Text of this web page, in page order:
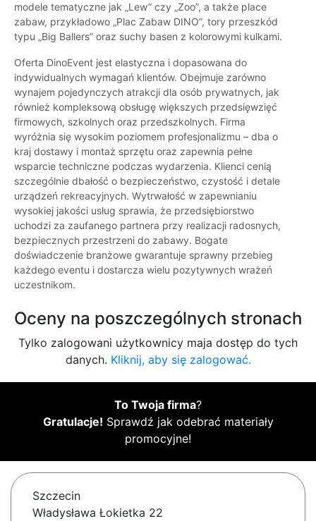
modele tematyczne jak „Lew” czy „Zoo”, a także place
zabaw, przykładowo „Plac Zabaw DINO”, tory przeszkód
typu „Big Ballers” oraz suchy basen z kolorowymi kulkami.
Oferta DinoEvent jest elastyczna i dopasowana do
indywidualnych wymagań klientów. Obejmuje zarówno
wynajem pojedynczych atrakcji dla osób prywatnych, jak
również kompleksową obsługę większych przedsięwzięć
firmowych, szkolnych oraz przedszkolnych. Firma
wyróżnia się wysokim poziomem profesjonalizmu – dba o
kraj dostawy i montaż sprzętu oraz zapewnia pełne
wsparcie techniczne podczas wydarzenia. Klienci cenią
szczególnie dbałość o bezpieczeństwo, czystość i detale
urządzeń rekreacyjnych. Wytrwałość w zapewnianiu
wysokiej jakości usług sprawia, że przedsiębiorstwo
uchodzi za zaufanego partnera przy realizacji radosnych,
bezpiecznych przestrzeni do zabawy. Bogate
doświadczenie branżowe gwarantuje sprawny przebieg
każdego eventu i dostarcza wielu pozytywnych wrażeń
uczestnikom.
Oceny na poszczególnych stronach
Tylko zalogowani użytkownicy maja dostęp do tych
danych. Kliknij, aby się zalogować.
To Twoja firma?
Gratulacje! Sprawdź jak odebrać materiały
promocyjne!
Szczecin
Władysława Łokietka 22